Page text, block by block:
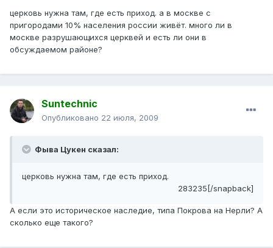
церковь нужна там, где есть приход. а в москве с
пригородами 10% населения россии живёт. много ли в
москве разрушающихся церквей и есть ли они в
обсуждаемом районе?
Suntechnic
Опубликовано 22 июля, 2009
Фыва Цукен сказал:
церковь нужна там, где есть приход.
283235[/snapback]
А если это историческое наследие, типа Покрова на Нерли? А
сколько еще такого?